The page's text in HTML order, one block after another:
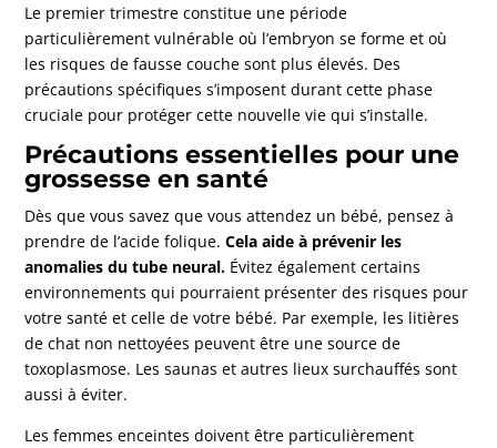
Le premier trimestre constitue une période
particulièrement vulnérable où l’embryon se forme et où
les risques de fausse couche sont plus élevés. Des
précautions spécifiques s’imposent durant cette phase
cruciale pour protéger cette nouvelle vie qui s’installe.
Précautions essentielles pour une
grossesse en santé
Dès que vous savez que vous attendez un bébé, pensez à
prendre de l’acide folique.Cela aide à prévenir les
anomalies du tube neural. Évitez également certains
environnements qui pourraient présenter des risques pour
votre santé et celle de votre bébé. Par exemple, les litières
de chat non nettoyées peuvent être une source de
toxoplasmose. Les saunas et autres lieux surchauffés sont
aussi à éviter.
Les femmes enceintes doivent être particulièrement